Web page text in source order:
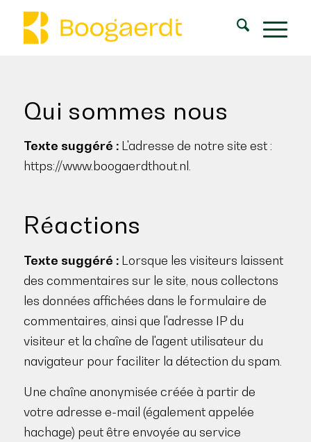
Qui sommes nous
Texte suggéré : L'adresse de notre site est :
https://www.boogaerdthout.nl.
Réactions
Texte suggéré : Lorsque les visiteurs laissent
des commentaires sur le site, nous collectons
les données affichées dans le formulaire de
commentaires, ainsi que l'adresse IP du
visiteur et la chaîne de l'agent utilisateur du
navigateur pour faciliter la détection du spam.
Une chaîne anonymisée créée à partir de
votre adresse e-mail (également appelée
hachage) peut être envoyée au service